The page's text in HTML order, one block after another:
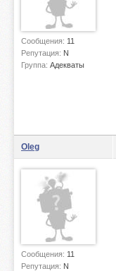
Сообщения: 11
Репутация: N
Группа: Адекваты
Oleg
Сообщения: 11
Репутация: N